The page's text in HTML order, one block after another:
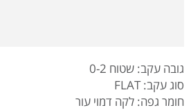
גובה עקב: שטוח 0-2
סוג עקב: FLAT
חומר גפה: לקה דמוי עור